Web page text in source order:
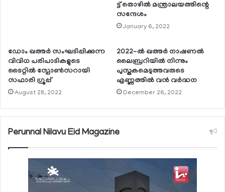
ട്ട് തൊഴില്‍ മന്ത്രാലയത്തിന്റെ
സന്ദേശം
January 6, 2022
ഡോം ഖത്തര്‍ സംഘടിപ്പിക്കുന്ന
വിവിധ പരിപാടികളുടെ
ടൈറ്റില്‍ സ്പോണ്‍സറായി
സഫാരി ഗ്രൂപ്പ്
August 28, 2022
2022-ല്‍ ഖത്തര്‍ നാഷണല്‍
ലൈബ്രറിയില്‍ നിന്നും
പുസ്തകമെടുത്തവരുടെ
എണ്ണത്തില്‍ വന്‍ വര്‍ദ്ധന
December 26, 2022
Perunnal Nilavu Eid Magazine